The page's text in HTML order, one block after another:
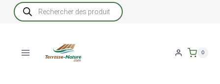
Recherche
de
produits
0